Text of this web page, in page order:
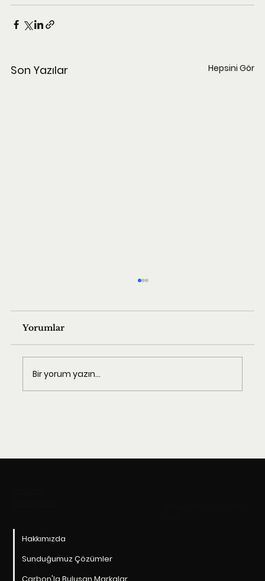
Son Yazılar Hepsini Gör
Yorumlar
Bir yorum yazın...
Hakkımızda
Sunduğumuz Çözümler